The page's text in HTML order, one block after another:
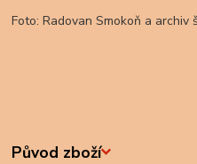
Foto: Radovan Smokoň a archiv
Původ zboží